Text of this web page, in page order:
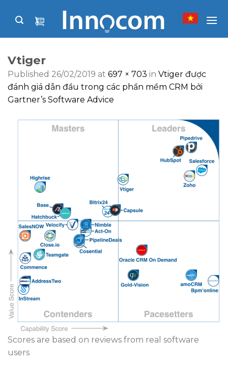
Vtiger
Published 26/02/2019 at 697 × 703 in Vtiger được
đánh giá dẫn đầu trong các phần mềm CRM bởi
Gartner’s Software Advice
Scores are based on reviews from real software
users